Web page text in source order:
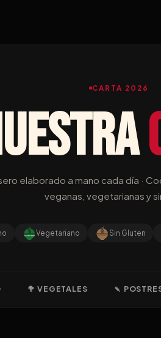
CARTA 2026
elaborado a mano cada día ·
veganas, vegetarianas y
Vegetariano Sin Gluten
🥦 VEGETALES 🍡